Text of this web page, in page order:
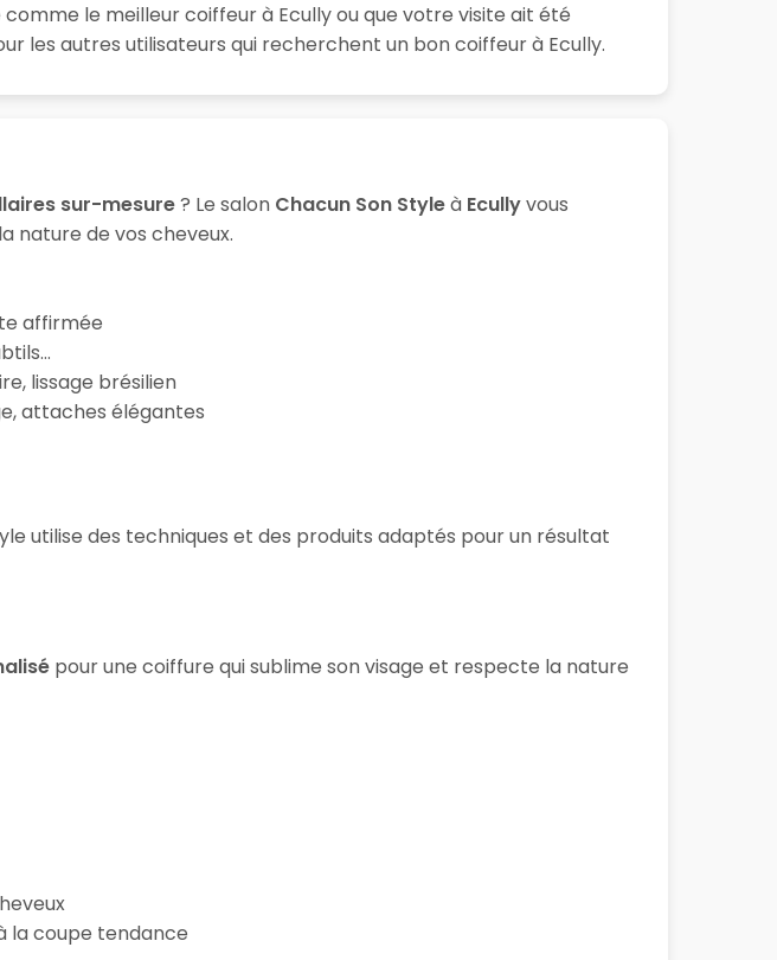
le meilleur coiffeur à Ecully ou que votre visite ait été
les autres utilisateurs qui recherchent un bon coiffeur à Ecully.
sur-mesure? Le salon Chacun Son Styleà Ecullyvous
nature de vos cheveux.
affirmée
lissage brésilien
attaches élégantes
utilise des techniques et des produits adaptés pour un résultat
pour une coiffure qui sublime son visage et respecte la nature
la coupe tendance